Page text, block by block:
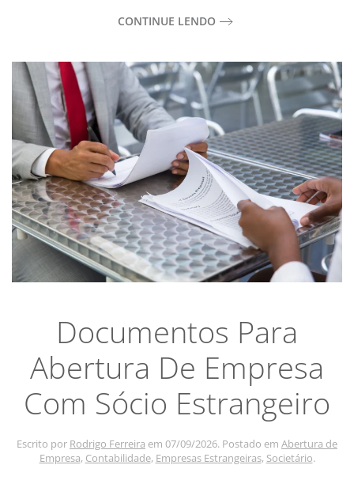
CONTINUE LENDO
Documentos Para
Abertura De Empresa
Com Sócio Estrangeiro
Escrito por Rodrigo Ferreira em 07/09/2026. Postado em Abertura de
Empresa, Contabilidade, Empresas Estrangeiras, Societário.